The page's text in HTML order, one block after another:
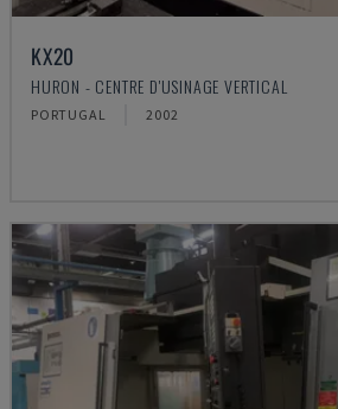
KX20
HURON - CENTRE D'USINAGE VERTICAL
PORTUGAL 2002